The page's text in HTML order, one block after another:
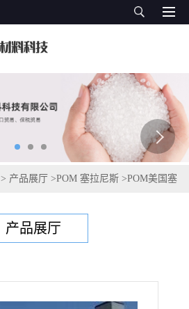
> 产品展厅 >POM 塞拉尼斯 >POM美国塞
产品展厅